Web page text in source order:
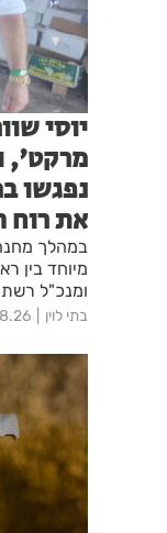
יוסי
מרקט',
נפגשו
את רוח
במהלך
מיוחד בין
ומנכ"ל רשת
החינוכית
בתי לוין